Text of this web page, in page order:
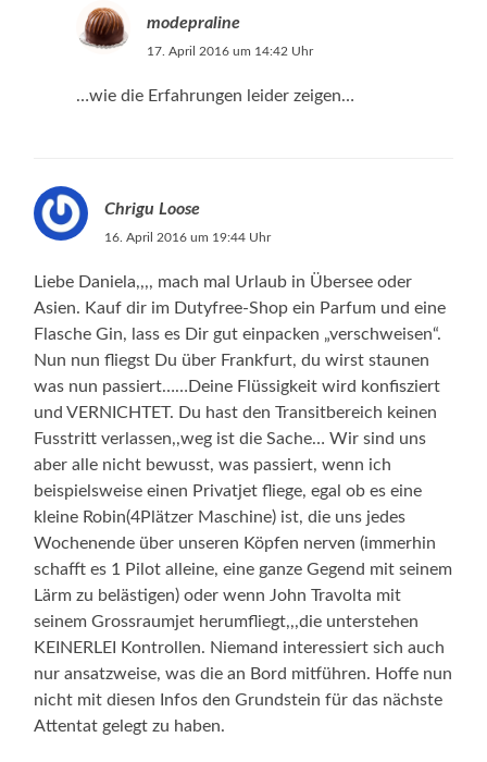
modepraline
17. April 2016 um 14:42 Uhr
…wie die Erfahrungen leider zeigen…
Chrigu Loose
16. April 2016 um 19:44 Uhr
Liebe Daniela,,,, mach mal Urlaub in Übersee oder
Asien. Kauf dir im Dutyfree-Shop ein Parfum und eine
Flasche Gin, lass es Dir gut einpacken „verschweisen“.
Nun nun fliegst Du über Frankfurt, du wirst staunen
was nun passiert……Deine Flüssigkeit wird konfisziert
und VERNICHTET. Du hast den Transitbereich keinen
Fusstritt verlassen,,weg ist die Sache… Wir sind uns
aber alle nicht bewusst, was passiert, wenn ich
beispielsweise einen Privatjet fliege, egal ob es eine
kleine Robin(4Plätzer Maschine) ist, die uns jedes
Wochenende über unseren Köpfen nerven (immerhin
schafft es 1 Pilot alleine, eine ganze Gegend mit seinem
Lärm zu belästigen) oder wenn John Travolta mit
seinem Grossraumjet herumfliegt,,,die unterstehen
KEINERLEI Kontrollen. Niemand interessiert sich auch
nur ansatzweise, was die an Bord mitführen. Hoffe nun
nicht mit diesen Infos den Grundstein für das nächste
Attentat gelegt zu haben.